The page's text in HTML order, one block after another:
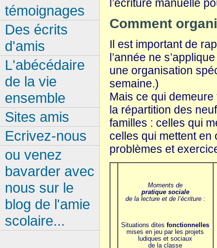
l’écriture manuelle
Comment
Il est important de
l’année ne
une organisation
semaine.)
Mais ce qui demeure
la répartition des
familles : celles qui
celles qui mettent en
problèmes et
Moments de
pratique sociale
de la lecture et de l’écriture :
Situations ditesfonctionnelles
mises en jeu par les projets
ludiques et sociaux
de la classe
témoignages
Des écrits
d'amis
L'abécédaire
de la vie
ensemble
Sites amis
Ecrivez-nous
ou venez
bavarder avec
nous sur le
blog de l'amie
scolaire...